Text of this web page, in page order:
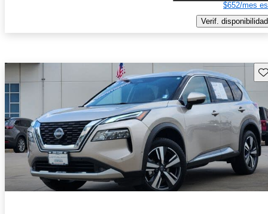
$652/mes
Verif. disponibilidad